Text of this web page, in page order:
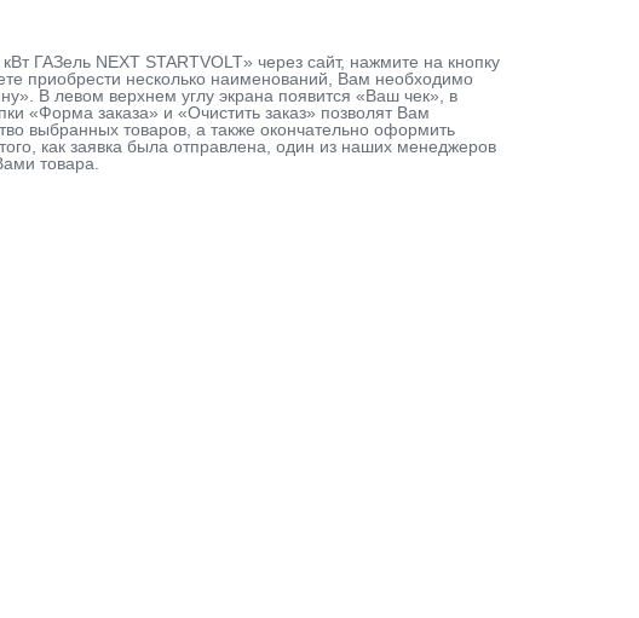
ГАЗель NEXT STARTVOLT» через сайт, нажмите на кнопку
приобрести несколько наименований, Вам необходимо
В левом верхнем углу экрана появится «Ваш чек», в
«Форма заказа» и «Очистить заказ» позволят Вам
выбранных товаров, а также окончательно оформить
как заявка была отправлена, один из наших менеджеров
товара.